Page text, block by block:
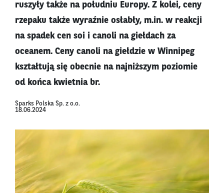
ruszyły także na południu Europy. Z kolei, ceny
rzepaku także wyraźnie osłabły, m.in. w reakcji
na spadek cen soi i canoli na giełdach za
oceanem. Ceny canoli na giełdzie w Winnipeg
kształtują się obecnie na najniższym poziomie
od końca kwietnia br.
Sparks Polska Sp. z o.o.
18.06.2024